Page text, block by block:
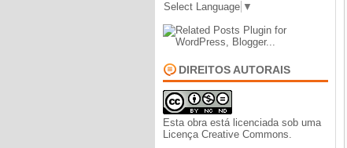
Select Language ▼
DIREITOS AUTORAIS
Esta obra está licenciada sob uma
Licença Creative Commons.